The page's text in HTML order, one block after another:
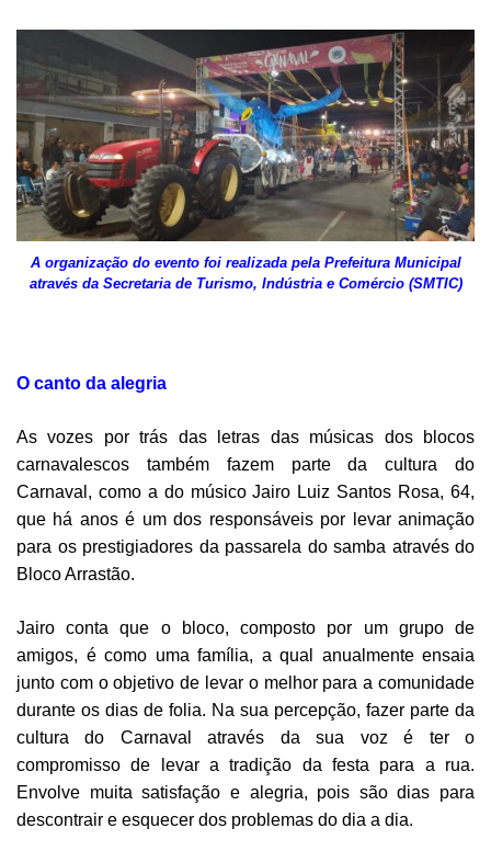
A organização do evento foi realizada pela Prefeitura Municipal
através da Secretaria de Turismo, Indústria e Comércio (SMTIC)
O canto da alegria
As vozes por trás das letras das músicas dos blocos
carnavalescos também fazem parte dacultura do
Carnaval, como a do músico Jairo Luiz Santos Rosa, 64,
que há anos é um dos responsáveis por levar animação
para os prestigiadores da passarela do samba através do
Bloco Arrastão.
Jairo conta que o bloco, composto por um grupo de
amigos, é como uma família, a qual anualmente ensaia
junto com o objetivo de levar o melhor para a comunidade
durante os dias de folia. Na sua percepção, fazer parte da
cultura do Carnaval através da sua voz é ter o
compromisso de levar a tradição da festa para a rua.
Envolve muita satisfação e alegria, pois são dias para
descontrair e esquecer dos problemas do dia a dia.